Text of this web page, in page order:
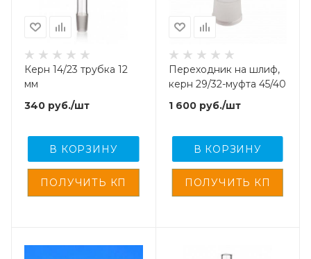
Керн 14/23 трубка 12
мм
340 руб./шт
В КОРЗИНУ
Переходник на шлиф,
керн 29/32-муфта 45/40
1 600руб./шт
В КОРЗИНУ